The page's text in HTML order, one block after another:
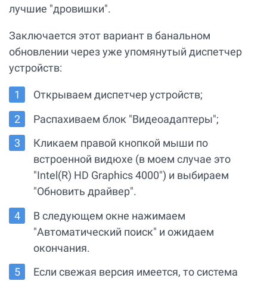
лучшие "дровишки".
Заключается этот вариант в банальном
обновлении через уже упомянутый диспетчер
устройств:
Открываем диспетчер устройств;
Распахиваем блок "Видеоадаптеры";
Кликаем правой кнопкой мыши по
встроенной видюхе (в моем случае это
"Intel(R) HD Graphics 4000") и выбираем
"Обновить драйвер".
В следующем окне нажимаем
"Автоматический поиск" и ожидаем
окончания.
Если свежая версия имеется, то система